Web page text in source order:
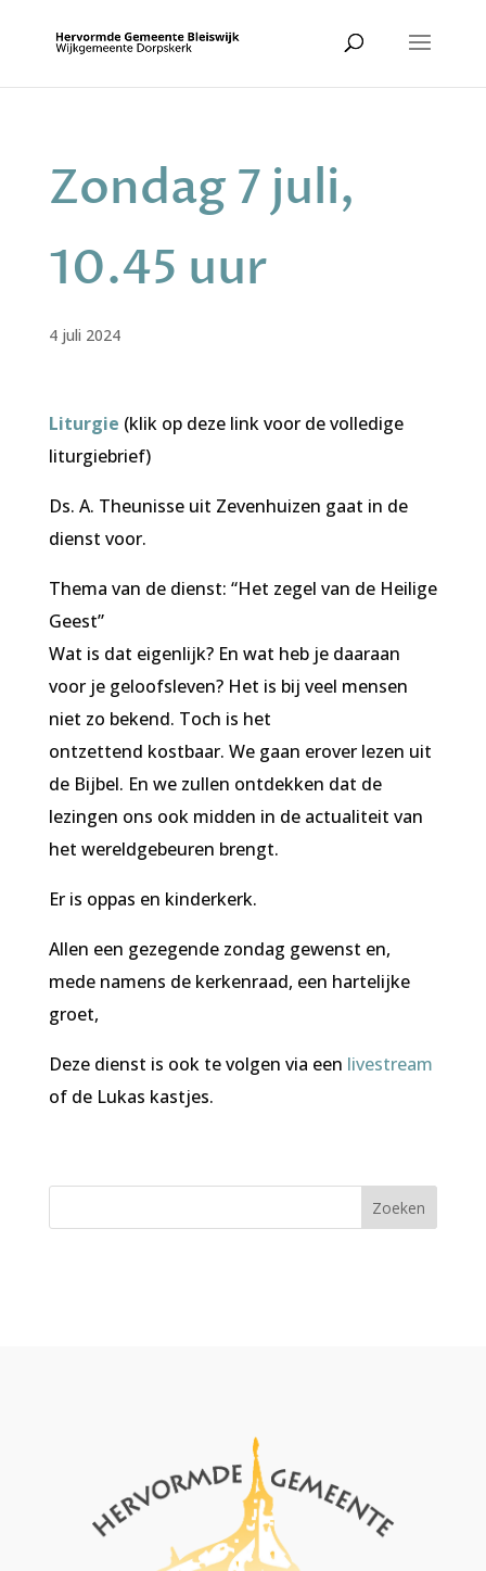
Zondag 7 juli,
10.45 uur
4 juli 2024
Liturgie (klik op deze link voor de volledige
liturgiebrief)
Ds. A. Theunisse uit Zevenhuizen gaat in de
dienst voor.
Thema van de dienst: “Het zegel van de Heilige
Geest”
Wat is dat eigenlijk? En wat heb je daaraan
voor je geloofsleven? Het is bij veel mensen
niet zo bekend. Toch is het
ontzettend kostbaar. We gaan erover lezen uit
de Bijbel. En we zullen ontdekken dat de
lezingen ons ook midden in de actualiteit van
het wereldgebeuren brengt.
Er is oppas en kinderkerk.
Allen een gezegende zondag gewenst en,
mede namens de kerkenraad, een hartelijke
groet,
Deze dienst is ook te volgen via een livestream
of de Lukas kastjes.